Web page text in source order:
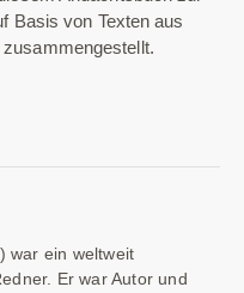
Basis von Texten aus
war ein weltweit
Er war Autor und